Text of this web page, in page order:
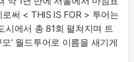
써 < THIS IS FOR > 투어는
시에서 총 81회 펼쳐지며 트
' 월드투어로 이름을 새기게